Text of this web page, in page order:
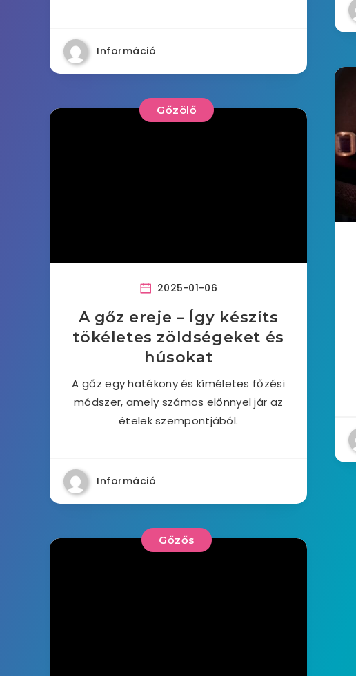
Információ
Gőzölő
2025-01-06
A gőz ereje – Így készíts
tökéletes zöldségeket és
húsokat
A gőz egy hatékony és kíméletes főzési
módszer, amely számos előnnyel jár az
ételek szempontjából.
Információ
Gőzős